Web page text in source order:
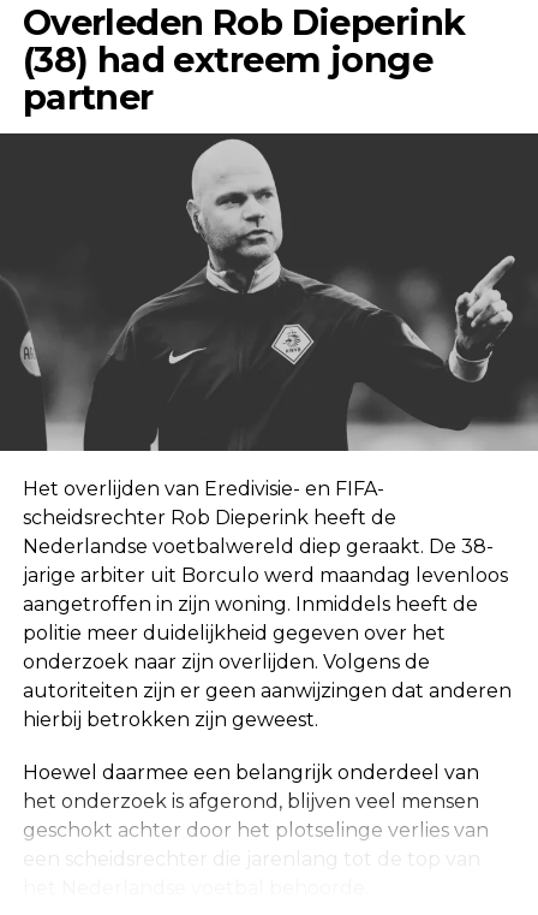
Overleden Rob Dieperink
(38) had extreem jonge
partner
Het overlijden van Eredivisie- en FIFA-
scheidsrechter Rob Dieperink heeft de
Nederlandse voetbalwereld diep geraakt. De 38-
jarige arbiter uit Borculo werd maandag levenloos
aangetroffen in zijn woning. Inmiddels heeft de
politie meer duidelijkheid gegeven over het
onderzoek naar zijn overlijden. Volgens de
autoriteiten zijn er geen aanwijzingen dat anderen
hierbij betrokken zijn geweest.
Hoewel daarmee een belangrijk onderdeel van
het onderzoek is afgerond, blijven veel mensen
geschokt achter door het plotselinge verlies van
een scheidsrechter die jarenlang tot de top van